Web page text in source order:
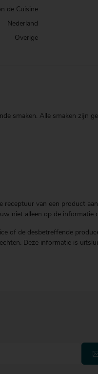
de Cuisine
Nederland
Overige
smaken. Alle smaken
van een product
niet alleen op de informatie
of de desbetreffende
Deze informatie is